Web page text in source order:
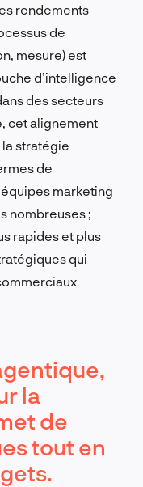
rendements
de
mesure) est
d’intelligence
des secteurs
cet alignement
stratégie
de
marketing
nombreuses ;
rapides et plus
qui
la
de
tout en